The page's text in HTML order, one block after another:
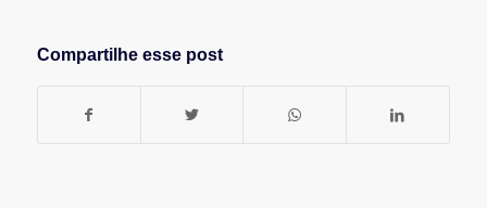
Compartilhe esse post